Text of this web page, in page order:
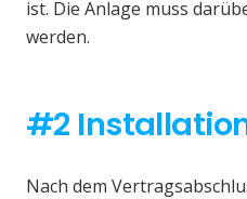
ist. Die Anlage muss
werden.
#2
Nach dem